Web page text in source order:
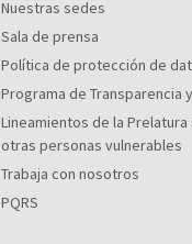
Nuestras sedes
Sala de prensa
Política de protección de
Programa de Transparencia
Lineamientos de la
otras personas vulnerables
Trabaja con nosotros
PQRS